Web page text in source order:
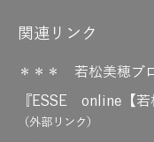
関連リンク
＊＊＊ 若松美穂ブ
『ESSE online【若
（外部リンク）